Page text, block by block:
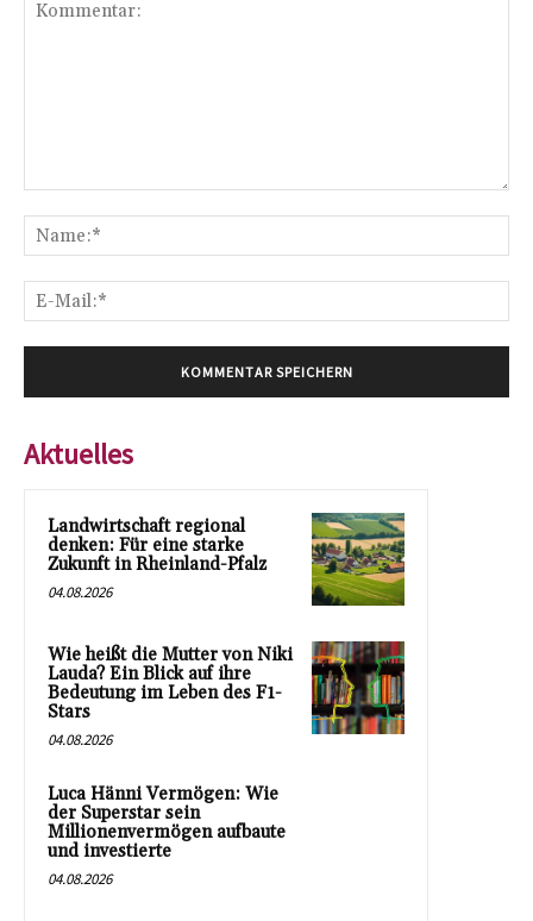
Aktuelles
Landwirtschaft regional
denken: Für eine starke
Zukunft in Rheinland-Pfalz
04.08.2026
Wie heißt die Mutter von Niki
Lauda? Ein Blick auf ihre
Bedeutung im Leben des F1-
Stars
04.08.2026
Luca Hänni Vermögen: Wie
der Superstar sein
Millionenvermögen aufbaute
und investierte
04.08.2026